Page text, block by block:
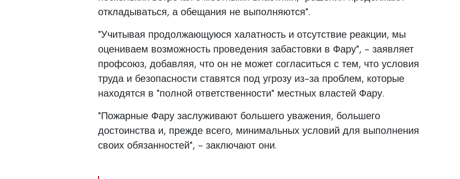
откладываться, а обещания не выполняются".
"Учитывая продолжающуюся халатность и отсутствие реакции, мы
оцениваем возможность проведения забастовки в Фару", - заявляет
профсоюз, добавляя, что он не может согласиться с тем, что условия
труда и безопасности ставятся под угрозу из-за проблем, которые
находятся в "полной ответственности" местных властей Фару.
"Пожарные Фару заслуживают большего уважения, большего
достоинства и, прежде всего, минимальных условий для выполнения
своих обязанностей", - заключают они.